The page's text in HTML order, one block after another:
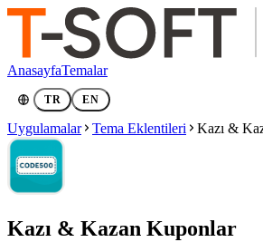
AnasayfaTemalar
TR EN
Uygulamalar Tema Eklentileri Kazı &
Kazı & Kazan Kuponlar